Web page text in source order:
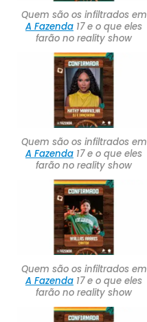
Quem são os infiltrados em
A Fazenda 17 e o que eles
farão no reality show
Quem são os infiltrados em
A Fazenda 17 e o que eles
farão no reality show
Quem são os infiltrados em
A Fazenda 17 e o que eles
farão no reality show